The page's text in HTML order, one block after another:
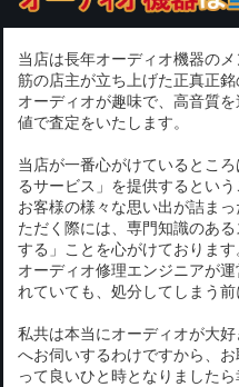
当店は長年オーディオ機器の
筋の店主が立ち上げた正真正銘
オーディオが趣味で、高音質
値で査定をいたします。
当店が一番心がけているとこ
るサービス」を提供するという
お客様の様々な思い出が詰ま
ただく際には、専門知識のあ
する」ことを心がけております
オーディオ修理エンジニアが
れていても、処分してしまう前
私共は本当にオーディオが大
へお伺いするわけですから、
って良いひと時となりましたら